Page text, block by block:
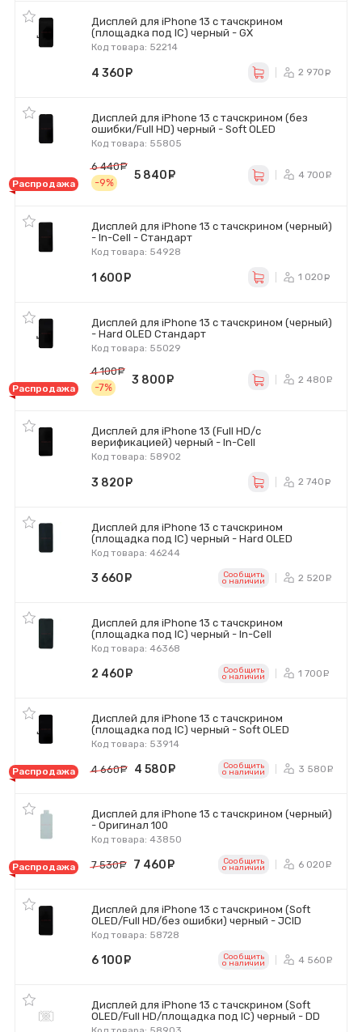
Дисплей для iPhone 13 с тачскрином
(площадка под IC) черный - GX
Код товара: 52214
4 360 2 970
Дисплей для iPhone 13 с тачскрином (без
ошибки/Full HD) черный - Soft OLED
Код товара: 55805
Распродажа
6 440
-9%
5 840 4 700
Дисплей для iPhone 13 с тачскрином (черный)
- In-Cell - Стандарт
Код товара: 54928
1 600 1 020
Дисплей для iPhone 13 с тачскрином (черный)
- Hard OLED Стандарт
Код товара: 55029
Распродажа
4 100
-7%
3 800 2 480
Дисплей для iPhone 13 (Full HD/с
верификацией) черный - In-Cell
Код товара: 58902
3 820 2 740
Дисплей для iPhone 13 с тачскрином
(площадка под IC) черный - Hard OLED
Код товара: 46244
3 660 Сообщить
o наличии 2 520
Дисплей для iPhone 13 с тачскрином
(площадка под IC) черный - In-Cell
Код товара: 46368
2 460 Сообщить
o наличии 1 700
Дисплей для iPhone 13 с тачскрином
(площадка под IC) черный - Soft OLED
Код товара: 53914
Распродажа 4 660 руб.
4 580 руб.Сообщить
o наличии 3 580
Дисплей для iPhone 13 с тачскрином (черный)
- Оригинал 100
Код товара: 43850
Распродажа 7 530 руб.
7 460 руб.Сообщить
o наличии 6 020
Дисплей для iPhone 13 с тачскрином (Soft
OLED/Full HD/без ошибки) черный - JCID
Код товара: 58728
6 100 Сообщить
o наличии 4 560
Дисплей для iPhone 13 с тачскрином (Soft
OLED/Full HD/площадка под IC) черный - DD